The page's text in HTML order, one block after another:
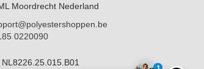
Moordrecht Nederland
0220090
NL8226.25.015.B01